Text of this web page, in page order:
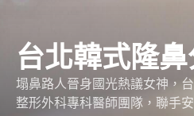
台北韓式隆
塌鼻路人晉身國光熱議女神，
整形外科專科醫師團隊，聯手